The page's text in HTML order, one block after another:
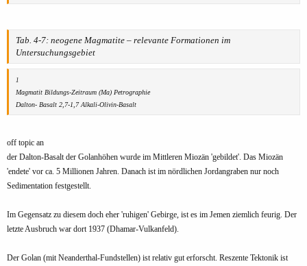
Tab. 4-7: neogene Magmatite – relevante Formationen im
Untersuchungsgebiet
1
Magmatit Bildungs-Zeitraum (Ma) Petrographie
Dalton- Basalt 2,7-1,7 Alkali-Olivin-Basalt
off topic an
der Dalton-Basalt der Golanhöhen wurde im Mittleren Miozän 'gebildet'. Das Miozän
'endete' vor ca. 5 Millionen Jahren. Danach ist im nördlichen Jordangraben nur noch
Sedimentation festgestellt.
Im Gegensatz zu diesem doch eher 'ruhigen' Gebirge, ist es im Jemen ziemlich feurig. Der
letzte Ausbruch war dort 1937 (Dhamar-Vulkanfeld).
Der Golan (mit Neanderthal-Fundstellen) ist relativ gut erforscht. Reszente Tektonik ist